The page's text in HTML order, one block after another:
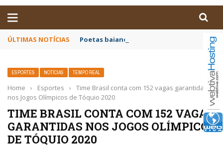
ÚLTIMAS NOTÍCIAS Poetas baianos representam o Brasil no
ESPORTES NOTÍCIAS TEMPO REAL
Home › Esportes ›
Time Brasil conta com 152 vagas garantidas
nos Jogos Olímpicos de Tóquio 2020
TIME BRASIL CONTA COM 152 VAGAS
GARANTIDAS NOS JOGOS OLÍMPICOS
DE TÓQUIO 2020